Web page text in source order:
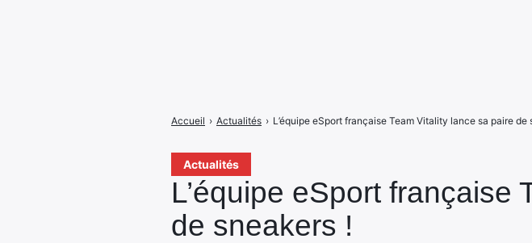
Actualités
L’équipe eSport française
de sneakers !
Accueil › Actualités › L’équipe eSport française Team Vitality lance sa paire de